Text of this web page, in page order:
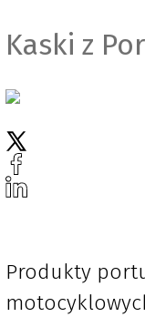
Kaski z
Produkty